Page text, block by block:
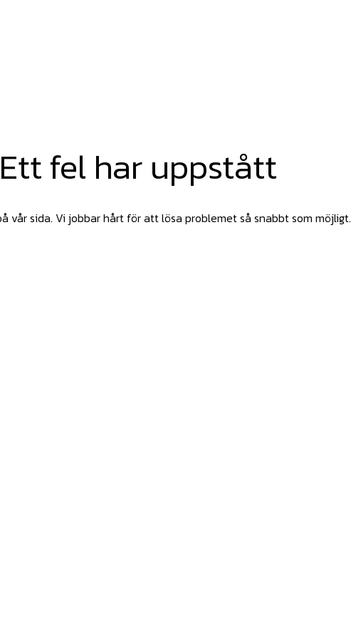
Ett fel har uppstått
vår sida. Vi jobbar hårt för att lösa problemet så snabbt som möjligt.